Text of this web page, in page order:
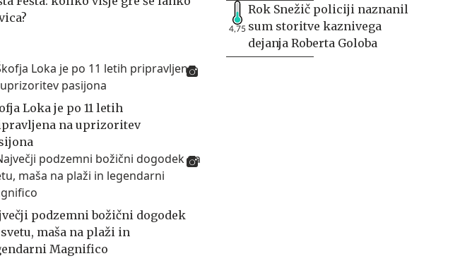
Loka je po 11 letih
na uprizoritev
podzemni božični dogodek
maša na plaži in
Magnifico
4,75
Rok Snežič policiji naznanil
sum storitve kaznivega
dejanja Roberta Goloba